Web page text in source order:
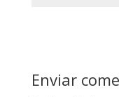
Enviar